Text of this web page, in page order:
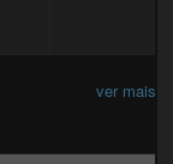
ver mais